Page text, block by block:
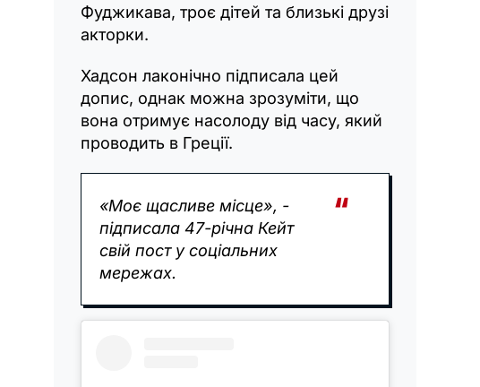
Фуджикава, троє дітей та близькі друзі
акторки.
Хадсон лаконічно підписала цей
допис, однак можна зрозуміти, що
вона отримує насолоду від часу, який
проводить в Греції.
«Моє щасливе місце», -
підписала 47-річна Кейт
свій пост у соціальних
мережах.